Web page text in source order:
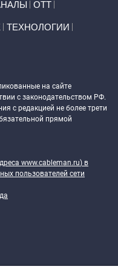
ОТТ
ТЕХНОЛОГИИ
на сайте
с законодательством РФ.
с редакцией не более трети
прямой
www.cableman.ru) в
пользователей сети